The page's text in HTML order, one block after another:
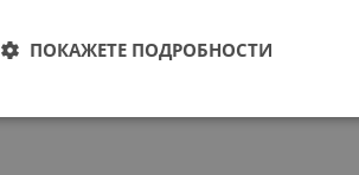
ПОКАЖЕТЕ ПОДРОБНОСТИ